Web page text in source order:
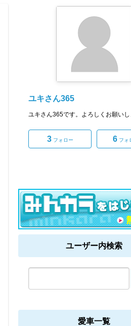
ユキさん365
ユキさん365です。よろしくお願いし
3フォロー 6フォ
ユーザー内検索
愛車一覧